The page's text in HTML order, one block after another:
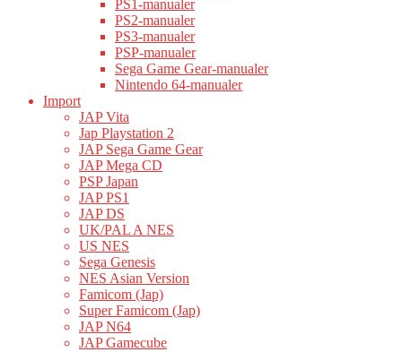
PS1-manualer
PS2-manualer
PS3-manualer
PSP-manualer
Sega Game Gear-manualer
Nintendo 64-manualer
Import
JAP Vita
Jap Playstation 2
JAP Sega Game Gear
JAP Mega CD
PSP Japan
JAP PS1
JAP DS
UK/PAL A NES
US NES
Sega Genesis
NES Asian Version
Famicom (Jap)
Super Famicom (Jap)
JAP N64
JAP Gamecube